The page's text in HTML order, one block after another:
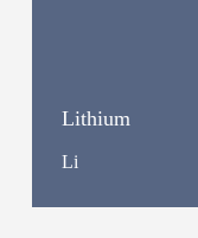
Lithium
Li